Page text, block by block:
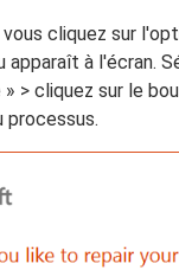
cliquez sur
apparaît à l'écran.
» > cliquez sur le
processus.